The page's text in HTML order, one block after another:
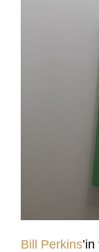
Bill Perkins